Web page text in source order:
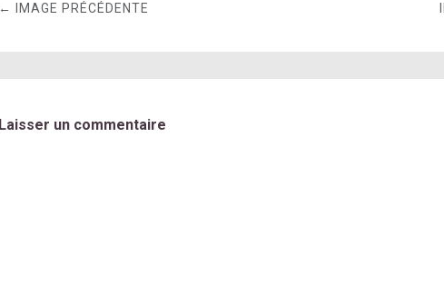
← IMAGE PRÉCÉDENTE
Laisser un commentaire